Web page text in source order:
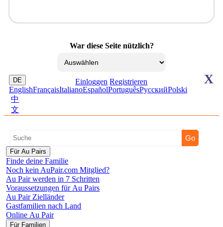
War diese Seite nützlich?
DE
EnglishFrançaisItalianoEspañolPortuguêsPусскийPolski
中
文
Einloggen Registrieren X
Für Au Pairs
Finde deine Familie
Noch kein AuPair.com Mitglied?
Au Pair werden in 7 Schritten
Voraussetzungen für Au Pairs
Au Pair Zielländer
Gastfamilien nach Land
Online Au Pair
Für Familien